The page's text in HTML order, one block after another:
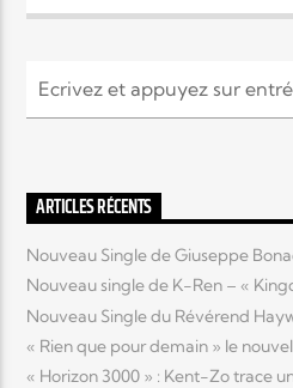
ARTICLES RÉCENTS
Nouveau Single de Giuseppe
Nouveau single de K-Ren – «
Nouveau Single du Révérend
« Rien que pour demain » le
« Horizon 3000 » : Kent-Zo trace